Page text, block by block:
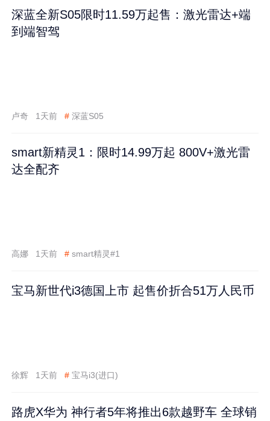
深蓝全新S05限时11.59万起售：激光雷达+端
到端智驾
卢奇 1天前 # 深蓝S05
smart新精灵1：限时14.99万起 800V+激光雷
达全配齐
高娜 1天前 # smart精灵#1
宝马新世代i3德国上市 起售价折合51万人民币
徐辉 1天前 # 宝马i3(进口)
路虎X华为 神行者5年将推出6款越野车 全球销